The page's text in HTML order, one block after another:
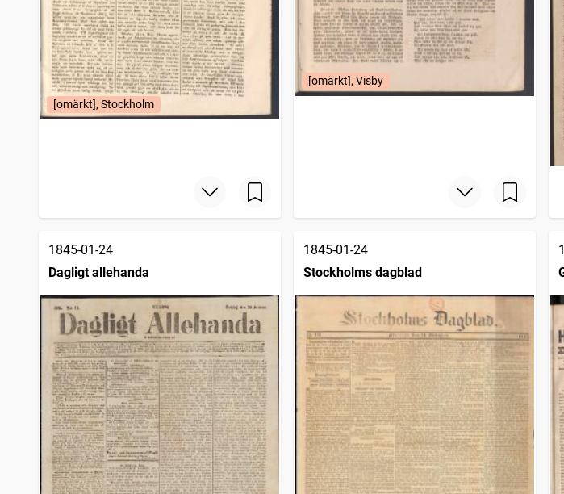
[omärkt], Stockholm
[omärkt], Visby
1845-01-24
Dagligt allehanda
1845-01-24
Stockholms dagblad